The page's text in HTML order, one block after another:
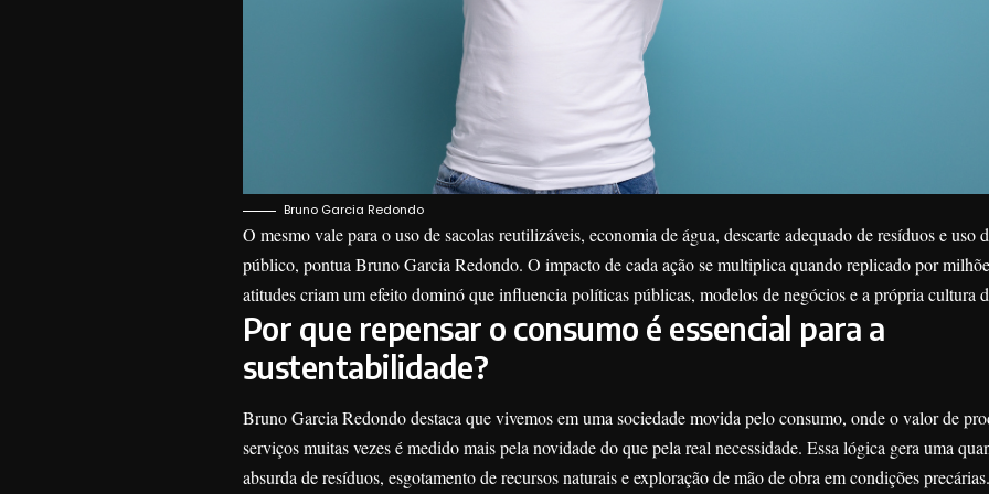
Bruno Garcia Redondo
O mesmo vale para o uso de sacolas reutilizáveis, economia de água, descarte adequado de resíduos e uso
público, pontua Bruno Garcia Redondo. O impacto de cada ação se multiplica quando replicado por
atitudes criam um efeito dominó que influencia políticas públicas, modelos de negócios e a própria cultura
Por que repensar o consumo é essencial para a
sustentabilidade?
Bruno Garcia Redondo destaca que vivemos em uma sociedade movida pelo consumo, onde o valor de
serviços muitas vezes é medido mais pela novidade do que pela real necessidade. Essa lógica gera uma
absurda de resíduos, esgotamento de recursos naturais e exploração de mão de obra em condições